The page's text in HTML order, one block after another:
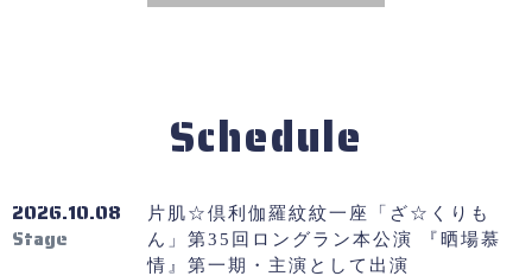
Schedule
2026.10.08
Stage
片肌☆倶利伽羅紋紋一座「ざ☆くりも
ん」第35回ロングラン本公演 『晒場慕
情』第一期・主演として出演